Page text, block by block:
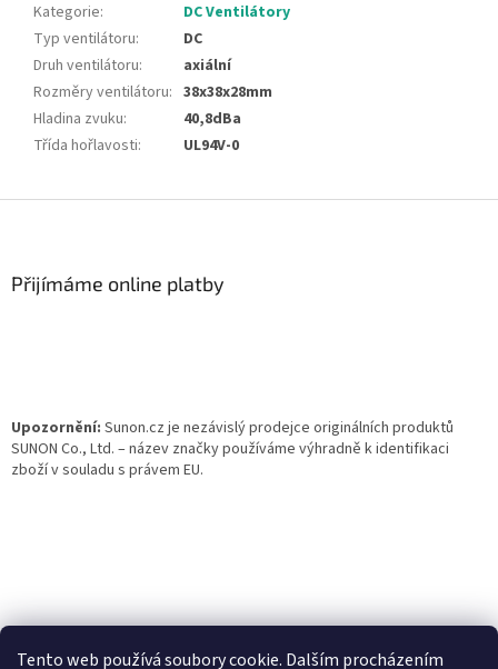
Tento web používá soubory cookie. Dalším procházením
Kategorie:
DC Ventilátory
Typ ventilátoru:
DC
Druh ventilátoru:
axiální
Rozměry ventilátoru: 38x38x28mm
Hladina zvuku:
40,8dBa
Třída hořlavosti: UL94V-0
Přijímáme online platby
Upozornění: Sunon.cz je nezávislý prodejce originálních produktů
SUNON Co., Ltd. – název značky používáme výhradně k identifikaci
zboží v souladu s právem EU.